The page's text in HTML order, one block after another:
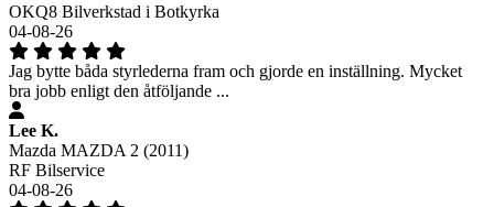
OKQ8 Bilverkstad i Botkyrka
04-08-26
Jag bytte båda styrlederna fram och gjorde en inställning. Mycket
bra jobb enligt den åtföljande ...
Lee K.
Mazda MAZDA 2 (2011)
RF Bilservice
04-08-26